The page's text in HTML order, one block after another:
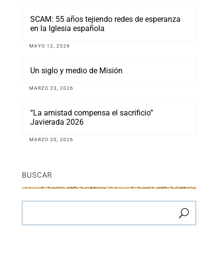
SCAM: 55 años tejiendo redes de esperanza
en la Iglesia española
MAYO 12, 2026
Un siglo y medio de Misión
MARZO 23, 2026
“La amistad compensa el sacrificio”
Javierada 2026
MARZO 20, 2026
BUSCAR